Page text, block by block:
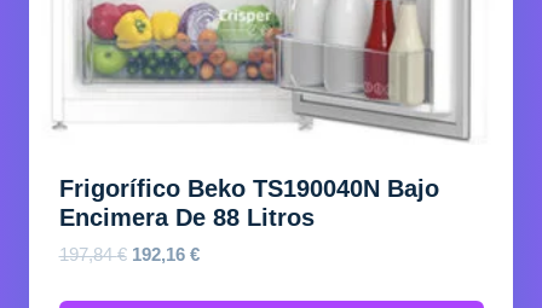
Frigorífico Beko TS190040N Bajo
Encimera De 88 Litros
197,84€ El
192,16 €El